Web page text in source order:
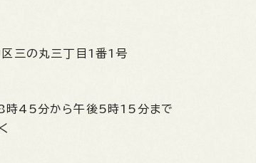
三の丸三丁目1番1号
時45分から午後5時15分まで